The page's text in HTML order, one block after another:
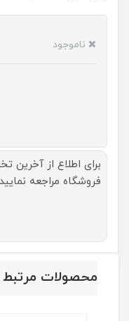
ناموجود
برای اطلاع از آخرین
فروشگاه مراجعه
محصولات مرتبط